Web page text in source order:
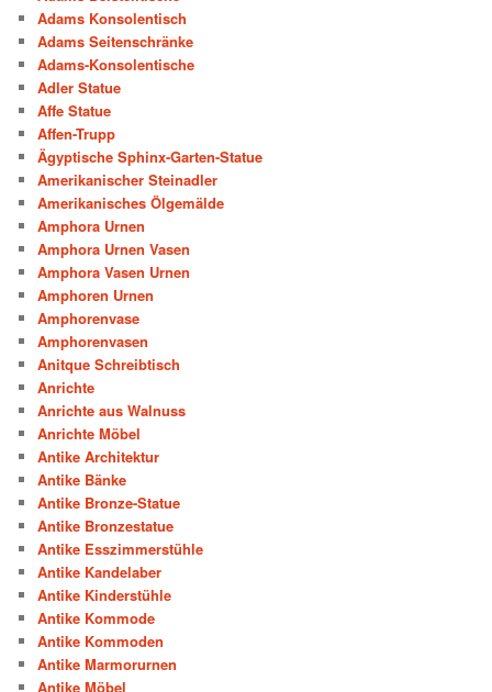
Adams Konsolentisch
Adams Seitenschränke
Adams-Konsolentische
Adler Statue
Affe Statue
Affen-Trupp
Ägyptische Sphinx-Garten-Statue
Amerikanischer Steinadler
Amerikanisches Ölgemälde
Amphora Urnen
Amphora Urnen Vasen
Amphora Vasen Urnen
Amphoren Urnen
Amphorenvase
Amphorenvasen
Anitque Schreibtisch
Anrichte
Anrichte aus Walnuss
Anrichte Möbel
Antike Architektur
Antike Bänke
Antike Bronze-Statue
Antike Bronzestatue
Antike Esszimmerstühle
Antike Kandelaber
Antike Kinderstühle
Antike Kommode
Antike Kommoden
Antike Marmorurnen
Antike Möbel